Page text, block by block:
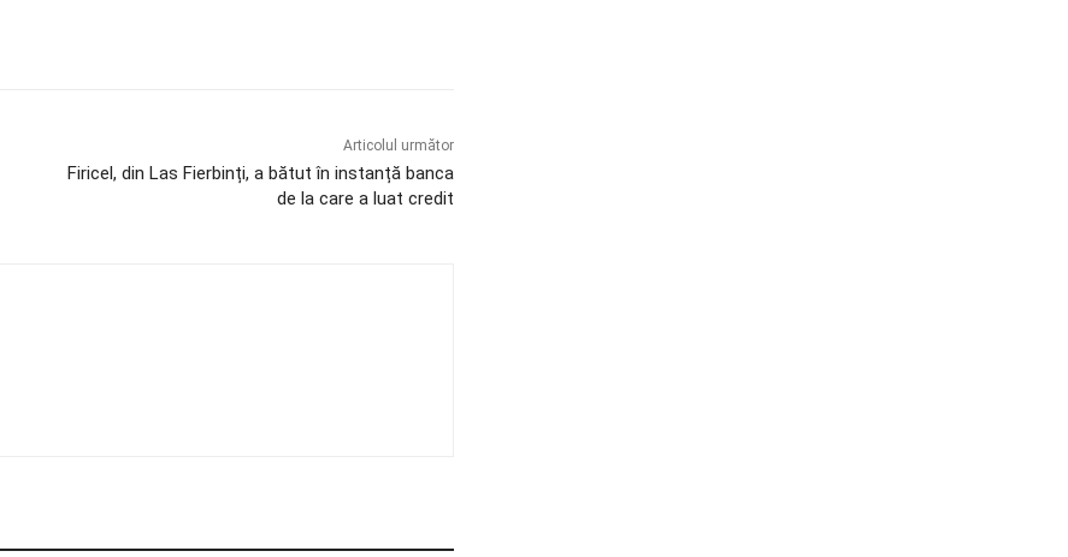
Articolul următor
Firicel, din Las Fierbinți, a bătut în instanță banca
de la care a luat credit